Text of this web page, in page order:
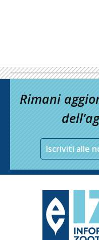
Rimani
Iscriviti alle